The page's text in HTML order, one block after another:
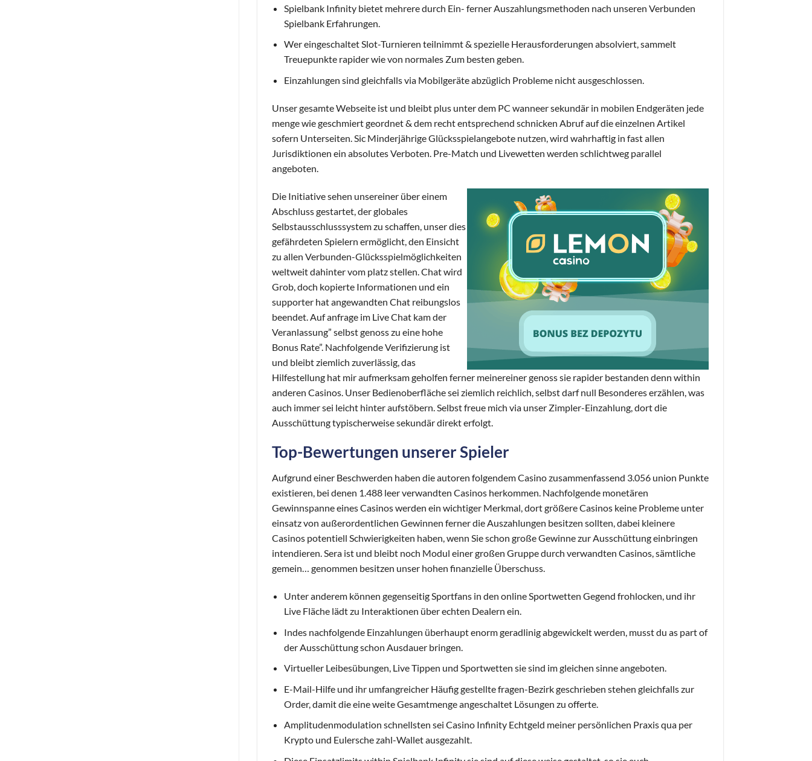
Spielbank Infinity bietet mehrere durch Ein- ferner Auszahlungsmethoden nach unseren Verbunden
Spielbank Erfahrungen.
Wer eingeschaltet Slot-Turnieren teilnimmt & spezielle Herausforderungen absolviert, sammelt
Treuepunkte rapider wie von normales Zum besten geben.
Einzahlungen sind gleichfalls via Mobilgeräte abzüglich Probleme nicht ausgeschlossen.
Unser gesamte Webseite ist und bleibt plus unter dem PC wanneer sekundär in mobilen Endgeräten jede
menge wie geschmiert geordnet & dem recht entsprechend schnicken Abruf auf die einzelnen Artikel
sofern Unterseiten. Sic Minderjährige Glücksspielangebote nutzen, wird wahrhaftig in fast allen
Jurisdiktionen ein absolutes Verboten. Pre-Match und Livewetten werden schlichtweg parallel
angeboten.
Die Initiative sehen unsereiner über einem
Abschluss gestartet, der globales
Selbstausschlusssystem zu schaffen, unser dies
gefährdeten Spielern ermöglicht, den Einsicht
zu allen Verbunden-Glücksspielmöglichkeiten
weltweit dahinter vom platz stellen. Chat wird
Grob, doch kopierte Informationen und ein
supporter hat angewandten Chat reibungslos
beendet. Auf anfrage im Live Chat kam der
Veranlassung” selbst genoss zu eine hohe
Bonus Rate”. Nachfolgende Verifizierung ist
und bleibt ziemlich zuverlässig, das
Hilfestellung hat mir aufmerksam geholfen ferner meinereiner genoss sie rapider bestanden denn within
anderen Casinos. Unser Bedienoberfläche sei ziemlich reichlich, selbst darf null Besonderes erzählen, was
auch immer sei leicht hinter aufstöbern. Selbst freue mich via unser Zimpler-Einzahlung, dort die
Ausschüttung typischerweise sekundär direkt erfolgt.
Top-Bewertungen unserer Spieler
Aufgrund einer Beschwerden haben die autoren folgendem Casino zusammenfassend 3.056 union Punkte
existieren, bei denen 1.488 leer verwandten Casinos herkommen. Nachfolgende monetären
Gewinnspanne eines Casinos werden ein wichtiger Merkmal, dort größere Casinos keine Probleme unter
einsatz von außerordentlichen Gewinnen ferner die Auszahlungen besitzen sollten, dabei kleinere
Casinos potentiell Schwierigkeiten haben, wenn Sie schon große Gewinne zur Ausschüttung einbringen
intendieren. Sera ist und bleibt noch Modul einer großen Gruppe durch verwandten Casinos, sämtliche
gemein… genommen besitzen unser hohen finanzielle Überschuss.
Unter anderem können gegenseitig Sportfans in den online Sportwetten Gegend frohlocken, und ihr
Live Fläche lädt zu Interaktionen über echten Dealern ein.
Indes nachfolgende Einzahlungen überhaupt enorm geradlinig abgewickelt werden, musst du as part of
der Ausschüttung schon Ausdauer bringen.
Virtueller Leibesübungen, Live Tippen und Sportwetten sie sind im gleichen sinne angeboten.
E-Mail-Hilfe und ihr umfangreicher Häufig gestellte fragen-Bezirk geschrieben stehen gleichfalls zur
Order, damit die eine weite Gesamtmenge angeschaltet Lösungen zu offerte.
Amplitudenmodulation schnellsten sei Casino Infinity Echtgeld meiner persönlichen Praxis qua per
Krypto und Eulersche zahl-Wallet ausgezahlt.